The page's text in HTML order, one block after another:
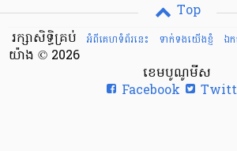
Top
អំពីគេហទំព័រនេះ
ទាក់ទងយើងខ្ញំ ឯ
រក្សាសិទ្ធិគ្រប់
យ៉ាង © 2026
ខេមបូណូមីស
Facebook